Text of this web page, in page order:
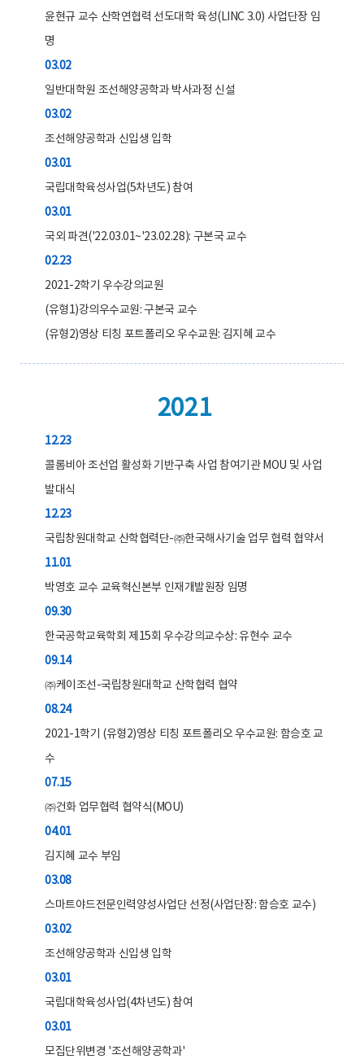
윤현규 교수 산학연협력 선도대학 육성(LINC 3.0) 사업단장 임
명
03.02
일반대학원 조선해양공학과 박사과정 신설
03.02
조선해양공학과 신입생 입학
03.01
국립대학육성사업(5차년도) 참여
03.01
국외 파견('22.03.01~'23.02.28): 구본국 교수
02.23
2021-2학기 우수강의교원
(유형1)강의우수교원: 구본국 교수
(유형2)영상 티칭 포트폴리오 우수교원: 김지혜 교수
2021
12.23
콜롬비아 조선업 활성화 기반구축 사업 참여기관 MOU 및 사업
발대식
12.23
국립창원대학교 산학협력단-㈜한국해사기술 업무 협력 협약서
11.01
박영호 교수 교육혁신본부 인재개발원장 임명
09.30
한국공학교육학회 제15회 우수강의교수상: 유현수 교수
09.14
㈜케이조선-국립창원대학교 산학협력 협약
08.24
2021-1학기 (유형2)영상 티칭 포트폴리오 우수교원: 함승호 교
수
07.15
㈜건화 업무협력 협약식(MOU)
04.01
김지혜 교수 부임
03.08
스마트야드전문인력양성사업단 선정(사업단장: 함승호 교수)
03.02
조선해양공학과 신입생 입학
03.01
국립대학육성사업(4차년도) 참여
03.01
모집단위변경 '조선해양공학과'